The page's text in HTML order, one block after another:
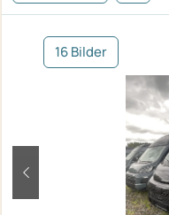
16 Bilder
zurück